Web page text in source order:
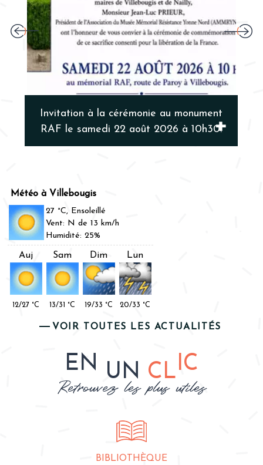
Invitation à la cérémonie au monument
RAF le samedi 22 août 2026 à 10h30.
Villebougis
27 °C, Ensoleillé
Vent: N de 13 km/h
Humidité: 25%
Auj
12/27 °C
Sam
13/31 °C
Dim
19/33 °C
Lun
20/33 °C
VOIR TOUTES LES ACTUALITÉS
EN UN CLIC
Retrouvez les plus utiles
BIBLIOTHÈQUE